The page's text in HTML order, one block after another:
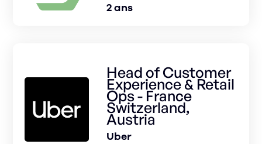
2 ans
Head of Customer
Experience & Retail
Ops - France
Switzerland,
Austria
Uber